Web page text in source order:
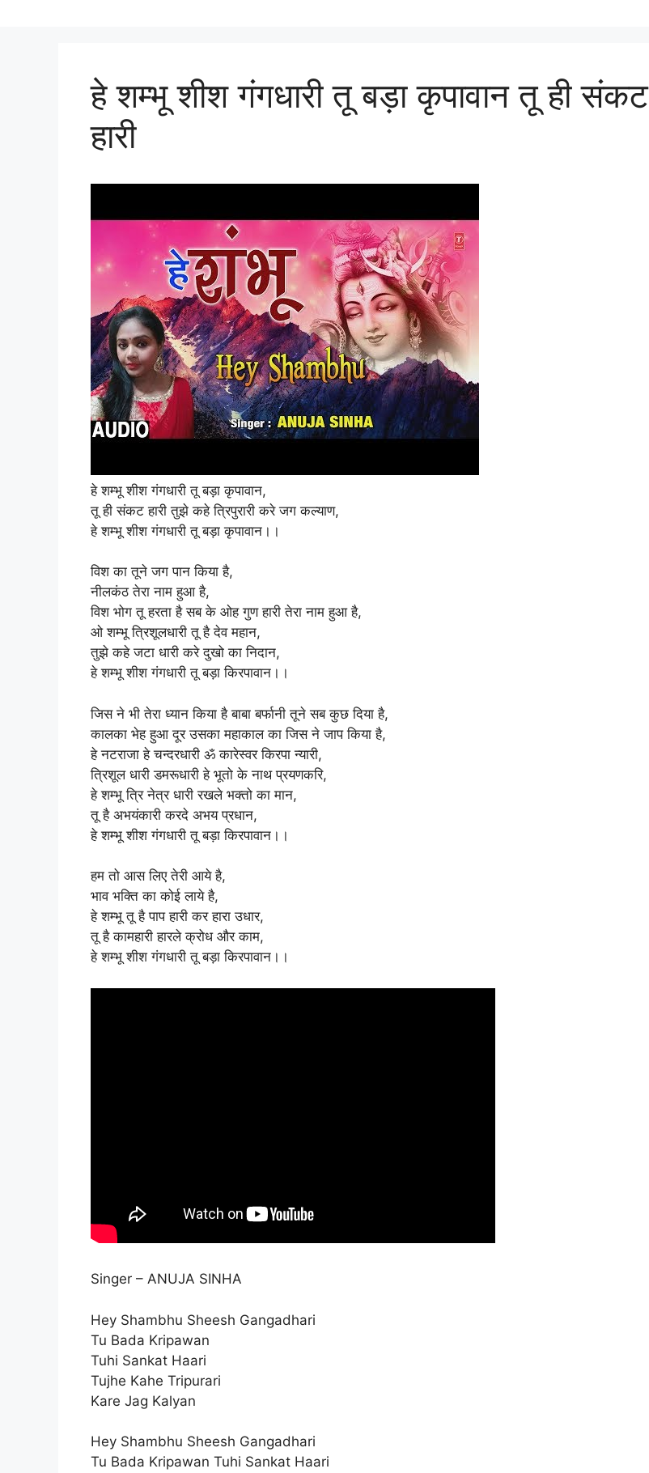
हे शम्भू शीश गंगधारी तू बड़ा कृपावान तू ही संकट
हारी
हे शम्भू शीश गंगधारी तू बड़ा कृपावान,
तू ही संकट हारी तुझे कहे त्रिपुरारी करे जग कल्याण,
हे शम्भू शीश गंगधारी तू बड़ा कृपावान।।
विश का तूने जग पान किया है,
नीलकंठ तेरा नाम हुआ है,
विश भोग तू हरता है सब के ओह गुण हारी तेरा नाम हुआ है,
ओ शम्भू त्रिशूलधारी तू है देव महान,
तुझे कहे जटा धारी करे दुखो का निदान,
हे शम्भू शीश गंगधारी तू बड़ा किरपावान।।
जिस ने भी तेरा ध्यान किया है बाबा बर्फानी तूने सब कुछ दिया है,
कालका भेह हुआ दूर उसका महाकाल का जिस ने जाप किया है,
हे नटराजा हे चन्दरधारी ॐ कारेस्वर किरपा न्यारी,
त्रिशूल धारी डमरूधारी हे भूतो के नाथ प्रयणकरि,
हे शम्भू त्रि नेत्र धारी रखले भक्तो का मान,
तू है अभयंकारी करदे अभय प्रधान,
हे शम्भू शीश गंगधारी तू बड़ा किरपावान।।
हम तो आस लिए तेरी आये है,
भाव भक्ति का कोई लाये है,
हे शम्भू तू है पाप हारी कर हारा उधार,
तू है कामहारी हारले क्रोध और काम,
हे शम्भू शीश गंगधारी तू बड़ा किरपावान।।
Singer – ANUJA SINHA
Hey Shambhu Sheesh Gangadhari
Tu Bada Kripawan
Tuhi Sankat Haari
Tujhe Kahe Tripurari
Kare Jag Kalyan
Hey Shambhu Sheesh Gangadhari
Tu Bada Kripawan Tuhi Sankat Haari